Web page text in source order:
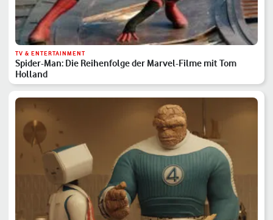
TV & ENTERTAINMENT
Spider-Man: Die Reihenfolge der Marvel-Filme mit Tom
Holland